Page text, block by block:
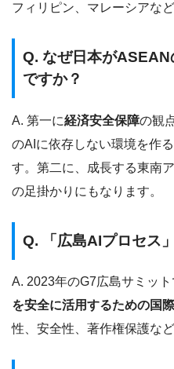
フィリピン、マレーシアなど
Q. なぜ日本が
ですか？
A. 第一に経済安全保障の観
のAIに依存しない環境を作
す。第二に、成長する東南
の足掛かりにもなります。
Q. 「広島AIプロセス
A. 2023年のG7広島サミット
を安全に活用するための国
性、安全性、著作権保護な